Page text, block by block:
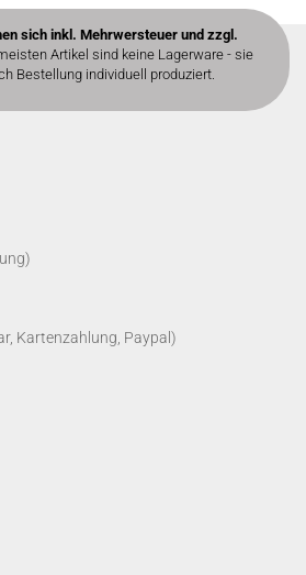
sich inkl. Mehrwersteuer und zzgl.
Artikel sind keine Lagerware - sie
Bestellung individuell produziert.
Kartenzahlung, Paypal)